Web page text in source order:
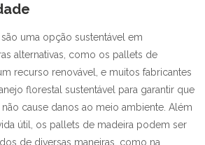
uma opção sustentável em
alternativas, como os pallets de
recurso renovável, e muitos fabricantes
florestal sustentável para garantir que
cause danos ao meio ambiente. Além
útil, os pallets de madeira podem ser
de diversas maneiras, como na